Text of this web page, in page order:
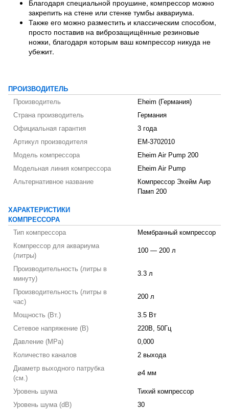
Благодаря специальной проушине, компрессор можно
закрепить на стене или стенке тумбы аквариума.
Также его можно разместить и классическим способом,
просто поставив на виброзащищённые резиновые
ножки, благодаря которым ваш компрессор никуда не
убежит.
ПРОИЗВОДИТЕЛЬ
Производитель
Eheim (Германия)
Страна производитель
Германия
Официальная гарантия
3 года
Артикул производителя
EM-3702010
Модель компрессора
Eheim Air Pump 200
Модельная линия компрессора
Eheim Air Pump
Альтернативное название
Компрессор Эхейм Аир
Памп 200
ХАРАКТЕРИСТИКИ
КОМПРЕССОРА
Тип компрессора
Мембранный компрессор
Компрессор для аквариума
(литры)
100 — 200 л
Производительность (литры в
минуту)
3.3 л
Производительность (литры в
час)
200 л
Мощность (Вт.)
3.5 Вт
Сетевое напряжение (В)
220В, 50Гц
Давление (MPa)
0,000
Количество каналов
2 выхода
Диаметр выходного патрубка
(см.)
⌀4 мм
Уровень шума
Тихий компрессор
Уровень шума (dB)
30